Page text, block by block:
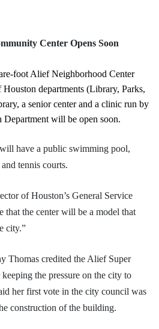
Center Opens Soon
foot Alief Neighborhood Center
departments (Li­brary, Parks,
a senior center and a clinic run by
will be open soon.
have a public swimming pool,
tennis courts.
of Houston’s General Service
that the center will be a model that
city.”
Thomas credited the Alief Super
the pressure on the city to
her first vote in the city council was
construction of the building.